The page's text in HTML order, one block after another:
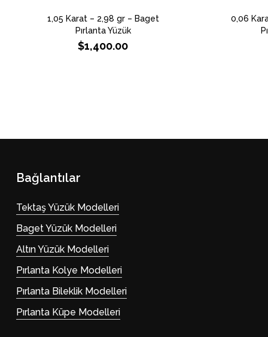
1,05 Karat – 2,98 gr – Baget
Pırlanta Yüzük
$1,400.00
0,06
Bağlantılar
Tektaş Yüzük Modelleri
Baget Yüzük Modelleri
Altın Yüzük Modelleri
Pırlanta Kolye Modelleri
Pırlanta Bileklik Modelleri
Pırlanta Küpe Modelleri